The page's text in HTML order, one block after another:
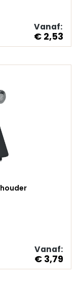
Vanaf:
€ 2,53
Vanaf:
€ 3,79